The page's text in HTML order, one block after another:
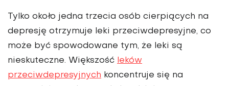
Tylko około jedna trzecia osób cierpiących na
depresję otrzymuje leki przeciwdepresyjne, co
może być spowodowane tym, że leki są
nieskuteczne. Większość leków
przeciwdepresyjnych koncentruje się na